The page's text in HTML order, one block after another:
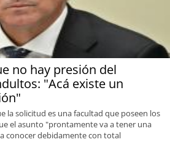
no hay presión del
"Acá existe un
la solicitud es una facultad que poseen los
el asunto "prontamente va a tener una
conocer debidamente con total